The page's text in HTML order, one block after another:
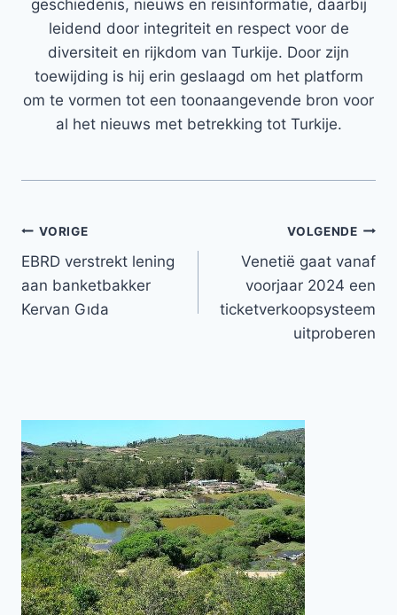
geschiedenis, nieuws en reisinformatie, daarbij
leidend door integriteit en respect voor de
diversiteit en rijkdom van Turkije. Door zijn
toewijding is hij erin geslaagd om het platform
om te vormen tot een toonaangevende bron voor
al het nieuws met betrekking tot Turkije.
Bericht
navigatie
VORIGE
EBRD verstrekt lening
aan banketbakker
Kervan Gıda
VOLGENDE
Venetië gaat vanaf
voorjaar 2024 een
ticketverkoopsysteem
uitproberen